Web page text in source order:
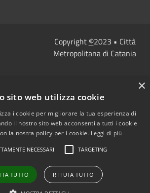
Copyright ©2023 • Città
Metropolitana di Catania
×
sito web utilizza cookie
i cookie per migliorare la tua esperienza di
il nostro sito web acconsenti a tutti i cookie
la nostra policy per i cookie. Leggi di più
NECESSARI TARGETING
TUTTO RIFIUTA TUTTO